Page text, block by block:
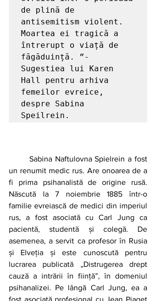
de plină de
antisemitism violent.
Moartea ei tragică a
întrerupt o viață de
făgăduință. ”-
Sugestiea lui Karen
Hall pentru arhiva
femeilor evreice,
despre Sabina
Speilrein.
un renumit medic rus. Are onoarea de a
fi prima psihanalistă de origine rusă.
Născută la 7 noiembrie 1885 într-o
familie evreiască de medici din imperiul
rus, a fost asociată cu Carl Jung ca
pacientă, studentă și colegă. De
asemenea, a servit ca profesor în Rusia
și Elveția și este cunoscută pentru
lucrarea publicată „Distrugerea drept
cauză a intrării în ființă”, în domeniul
psihanalizei. Pe lângă Carl Jung, ea a